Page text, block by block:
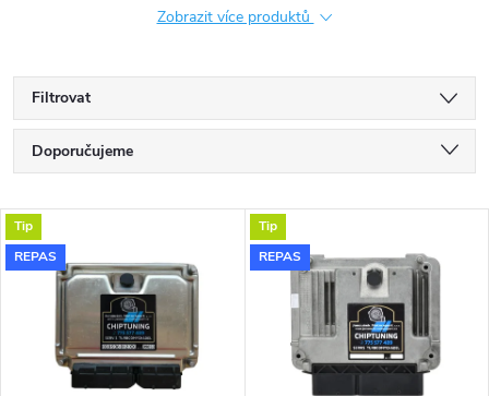
Zobrazit více produktů
Filtrovat
Ř
a
z
Doporučujeme
Nejdražší
Nejprodávanější
V
ý
Tip
REPAS
Tip
REPAS